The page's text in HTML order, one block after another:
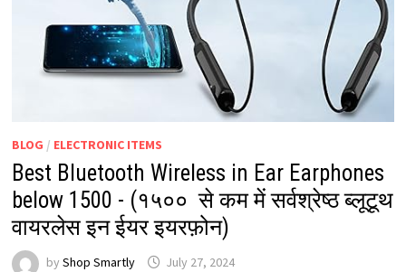
BLOG / ELECTRONIC ITEMS
Best Bluetooth Wireless in Ear Earphones
below 1500 ₹- (१५०० ₹ से कम में सर्वश्रेष्ठ ब्लूटूथ
वायरलेस इन ईयर इयरफ़ोन)
by Shop Smartly July 27, 2024